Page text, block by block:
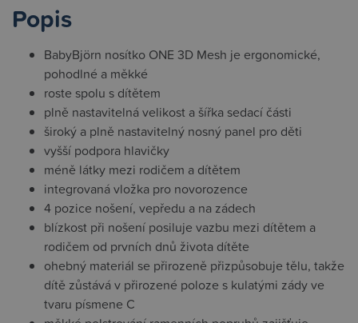
Popis
BabyBjörn nosítko ONE 3D Mesh je ergonomické,
pohodlné a měkké
roste spolu s dítětem
plně nastavitelná velikost a šířka sedací části
široký a plně nastavitelný nosný panel pro děti
vyšší podpora hlavičky
méně látky mezi rodičem a dítětem
integrovaná vložka pro novorozence
4 pozice nošení, vepředu a na zádech
blízkost při nošení posiluje vazbu mezi dítětem a
rodičem od prvních dnů života dítěte
ohebný materiál se přirozeně přizpůsobuje tělu, takže
dítě zůstává v přirozené poloze s kulatými zády ve
tvaru písmene C